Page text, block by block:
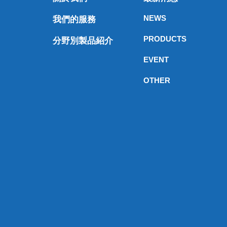
我們的服務
分野別製品紹介
NEWS
PRODUCTS
EVENT
OTHER